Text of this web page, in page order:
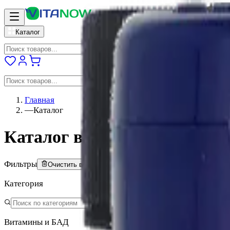
Каталог
Главная
—Каталог
Каталог витаминов и
Фильтры Очистить всё
Категория
Витамины и БАД